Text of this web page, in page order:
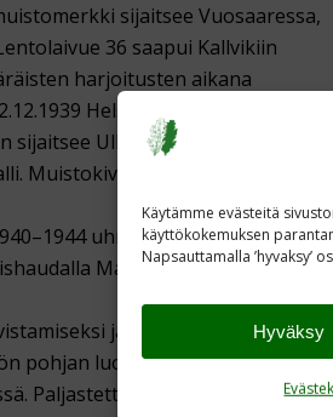
Käytämme evästeitä
käyttökokemuksen
Napsauttamalla ’hyvaksy’
Hyväksy
sijaitsee Vuosaaressa,
36 saapui Kallvikiin
harjoitusten aikana
Helsinki-Malmille.
Ullaksenpuistossa, jossa
Muistokivi paljastettiin
uhrien muistokivi Iittalan
Malmin hautausmaalla
ja Työnantajain
pohjan luoneen ns. Tammikuun
Paljastettu 24.1.1995.